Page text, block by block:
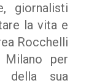
giornalisti
la vita e
Rocchelli
per
della sua